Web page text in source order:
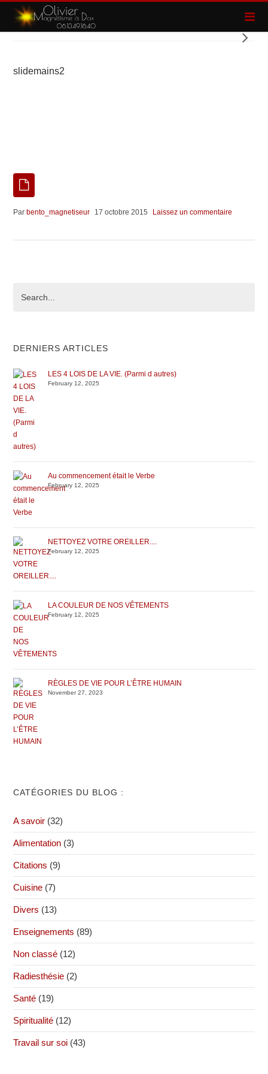
slidemains2
Par bento_magnetiseur 17 octobre 2015 Laissez un commentaire
DERNIERS ARTICLES
LES 4 LOIS DE LA VIE. (Parmi d autres)
February 12, 2025
Au commencement était le Verbe
February 12, 2025
NETTOYEZ VOTRE OREILLER....
February 12, 2025
LA COULEUR DE NOS VÊTEMENTS
February 12, 2025
RÈGLES DE VIE POUR L’ÊTRE HUMAIN
November 27, 2023
CATÉGORIES DU BLOG :
A savoir (32)
Alimentation (3)
Citations (9)
Cuisine (7)
Divers (13)
Enseignements (89)
Non classé (12)
Radiesthésie (2)
Santé (19)
Spiritualité (12)
Travail sur soi (43)